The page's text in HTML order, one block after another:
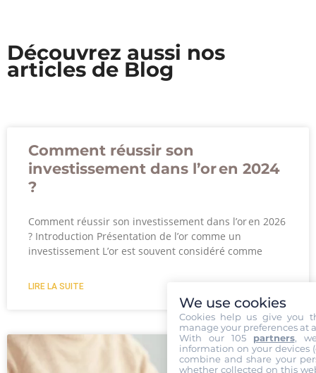
Découvrez aussi nos
articles de Blog
Comment réussir son
investissement dans l’or en 2024
?
Comment réussir son investissement dans l’or en 2026
? Introduction Présentation de l’or comme un
investissement L’or est souvent considéré comme
LIRE LA SUITE
We use cookies
Cookies help us give you
manage your preferences at
With our 105 partners,
information on your devices
combine and share your
whether collected on this